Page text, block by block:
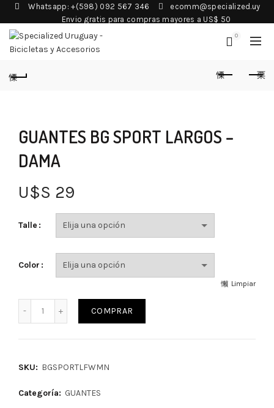
Whatsapp: +(598) 092 567 346
ecomm@specialized.uy
Envio gratis para compras mayores a US$ 50
0
GUANTES BG SPORT LARGOS –
DAMA
U$S 29
Talle
Color
Limpiar
COMPRAR
SKU: BGSPORTLFWMN
Categoría: GUANTES